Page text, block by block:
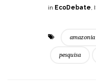
in EcoDebate
amazonia
pesquisa